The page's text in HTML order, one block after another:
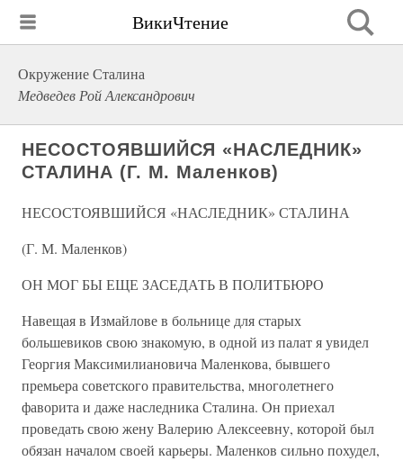
ВикиЧтение
Окружение Сталина
Медведев Рой Александрович
НЕСОСТОЯВШИЙСЯ «НАСЛЕДНИК»
СТАЛИНА (Г. М. Маленков)
НЕСОСТОЯВШИЙСЯ «НАСЛЕДНИК» СТАЛИНА
(Г. М. Маленков)
ОН МОГ БЫ ЕЩЕ ЗАСЕДАТЬ В ПОЛИТБЮРО
Навещая в Измайлове в больнице для старых
большевиков свою знакомую, в одной из палат я увидел
Георгия Максимилиановича Маленкова, бывшего
премьера советского правительства, многолетнего
фаворита и даже наследника Сталина. Он приехал
проведать свою жену Валерию Алексеевну, которой был
обязан началом своей карьеры. Маленков сильно похудел,